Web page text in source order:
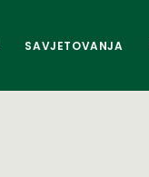
SAVJETOVANJA